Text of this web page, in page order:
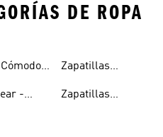
DE ROPA
-
Zapatillas
Zapatillas